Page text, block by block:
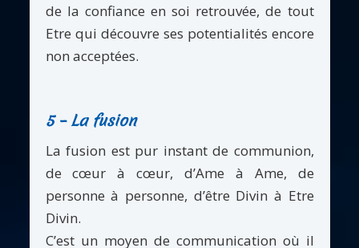
de la confiance en soi retrouvée, de tout
Etre qui découvre ses potentialités encore
non acceptées.
5 – La fusion
La fusion est pur instant de communion,
de cœur à cœur, d’Ame à Ame, de
personne à personne, d’être Divin à Etre
Divin.
C’est un moyen de communication où il